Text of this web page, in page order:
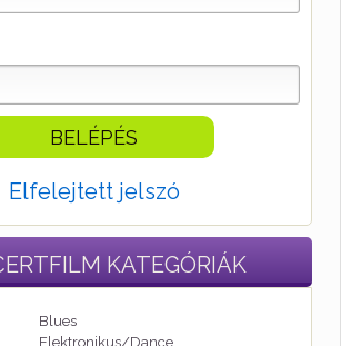
Elfelejtett jelszó
KATEGÓRIÁK
Blues
Elektronikus/Dance